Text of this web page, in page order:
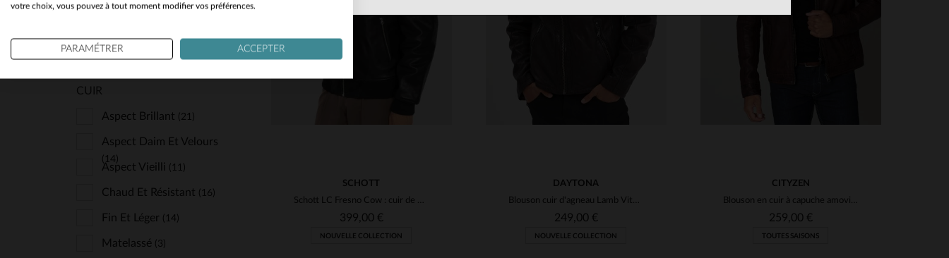
Sport Et Décontracté (4)
CUIR
Aspect Brillant (21)
Aspect Daim Et Velours
(14)
Aspect Vieilli (11)
Chaud Et Résistant (16)
Fin Et Léger (14)
Matelassé (3)
5XL
SCHOTT
Schott LC Fresno Cow : cuir de vachette noir, style motard intemporel.
399,00 €
NOUVELLE COLLECTION
DAYTONA
Blouson cuir d'agneau Lamb Vita, tannage. Coupe ajustée.
249,00 €
NOUVELLE COLLECTION
CITYZEN
Blouson en cuir à capuche amovible marron
259,00 €
TOUTES SAISONS
votre choix, vous pouvez à tout moment modifier vos préférences.
PARAMÉTRER ACCEPTER